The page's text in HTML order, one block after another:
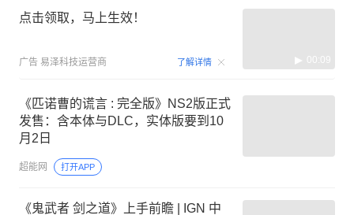
点击领取，马上生效！
广告 易泽科技运营商 了解详情 00:09
《匹诺曹的谎言 : 完全版》NS2版正式
发售：含本体与DLC，实体版要到10
月2日
超能网 打开APP
《鬼武者 剑之道》上手前瞻 | IGN 中